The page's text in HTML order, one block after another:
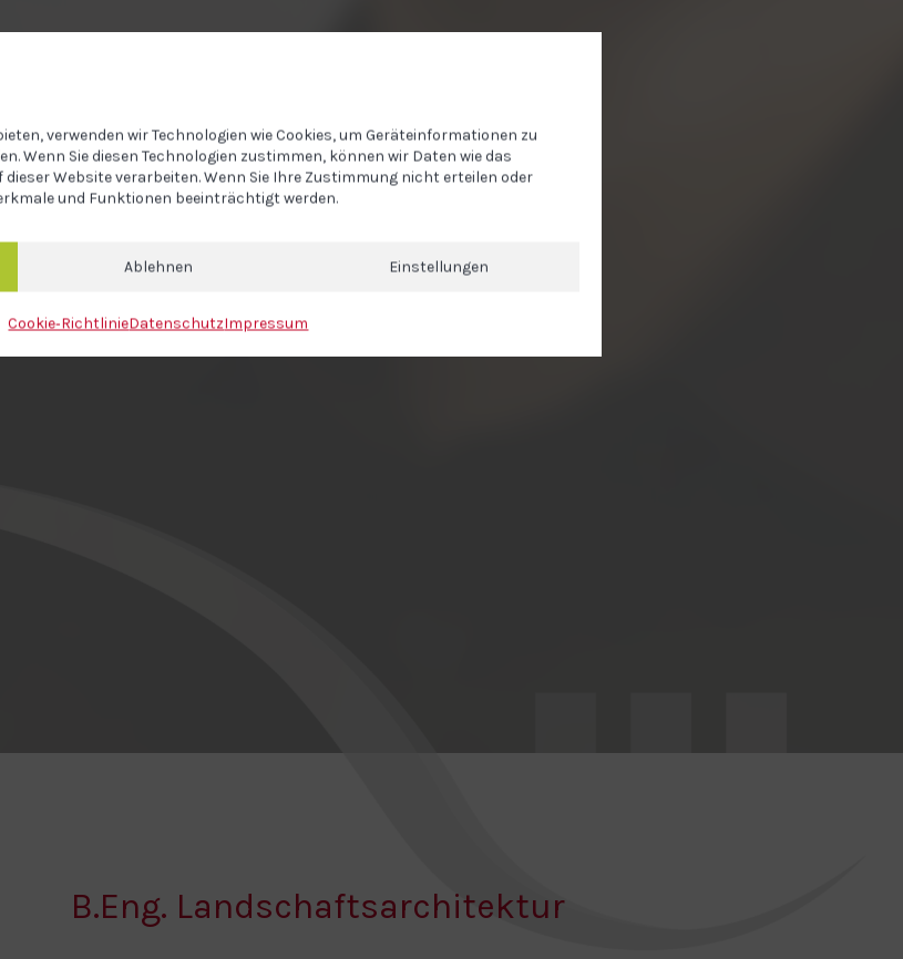
verwenden wir Technologien wie Cookies, um Geräteinformationen zu
Wenn Sie diesen Technologien zustimmen, können wir Daten wie das
Website verarbeiten. Wenn Sie Ihre Zustimmung nicht erteilen oder
und Funktionen beeinträchtigt werden.
Ablehnen Einstellungen
Cookie‐RichtlinieDatenschutzImpressum
B.Eng. Landschafts­architektur